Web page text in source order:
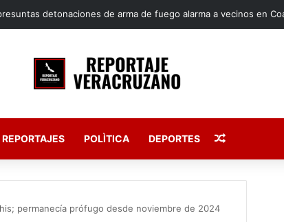
REPORTAJES POLÌTICA DEPORTES Publicación
permanecía prófugo desde noviembre de 2024